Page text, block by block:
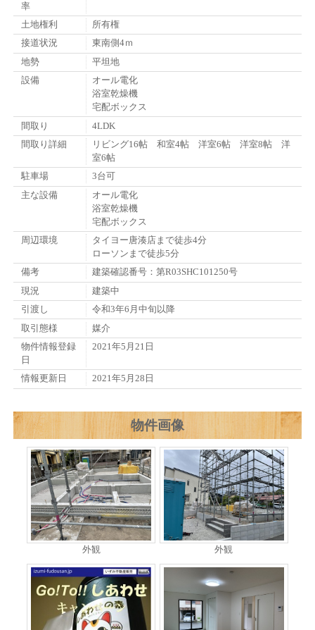
率
土地権利
所有権
接道状況
東南側4ｍ
地勢
平坦地
設備
オール電化
浴室乾燥機
宅配ボックス
間取り
4LDK
間取り詳細
リビング16帖 和室4帖 洋室6帖 洋室8帖 洋
室6帖
駐車場
3台可
主な設備
オール電化
浴室乾燥機
宅配ボックス
周辺環境
タイヨー唐湊店まで徒歩4分
ローソンまで徒歩5分
備考
建築確認番号：第R03SHC101250号
現況
建築中
引渡し
令和3年6月中旬以降
取引態様
媒介
物件情報登録
日
2021年5月21日
情報更新日 2021年5月28日
物件画像
外観 外観